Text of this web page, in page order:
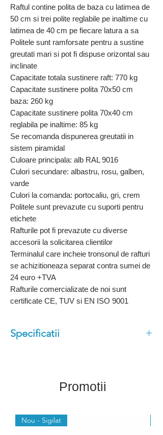
Raftul contine polita de baza cu latimea de
50 cm si trei polite reglabile pe inaltime cu
latimea de 40 cm pe fiecare latura a sa
Politele sunt ramforsate pentru a sustine
greutati mari si pot fi dispuse orizontal sau
inclinate
Capacitate totala sustinere raft: 770 kg
Capacitate sustinere polita 70x50 cm
baza: 260 kg
Capacitate sustinere polita 70x40 cm
reglabila pe inaltime: 85 kg
Se recomanda dispunerea greutatii in
sistem piramidal
Culoare principala: alb RAL 9016
Culori secundare: albastru, rosu, galben,
varde
Culori la comanda: portocaliu, gri, crem
Politele sunt prevazute cu suporti pentru
etichete
Rafturile pot fi prevazute cu diverse
accesorii la solicitarea clientilor
Terminalul care incheie tronsonul de rafturi
se achizitioneaza separat contra sumei de
24 euro +TVA
Rafturile comercializate de noi sunt
certificate CE, TUV si EN ISO 9001
Specificatii
Promotii
Nou - Sigilat